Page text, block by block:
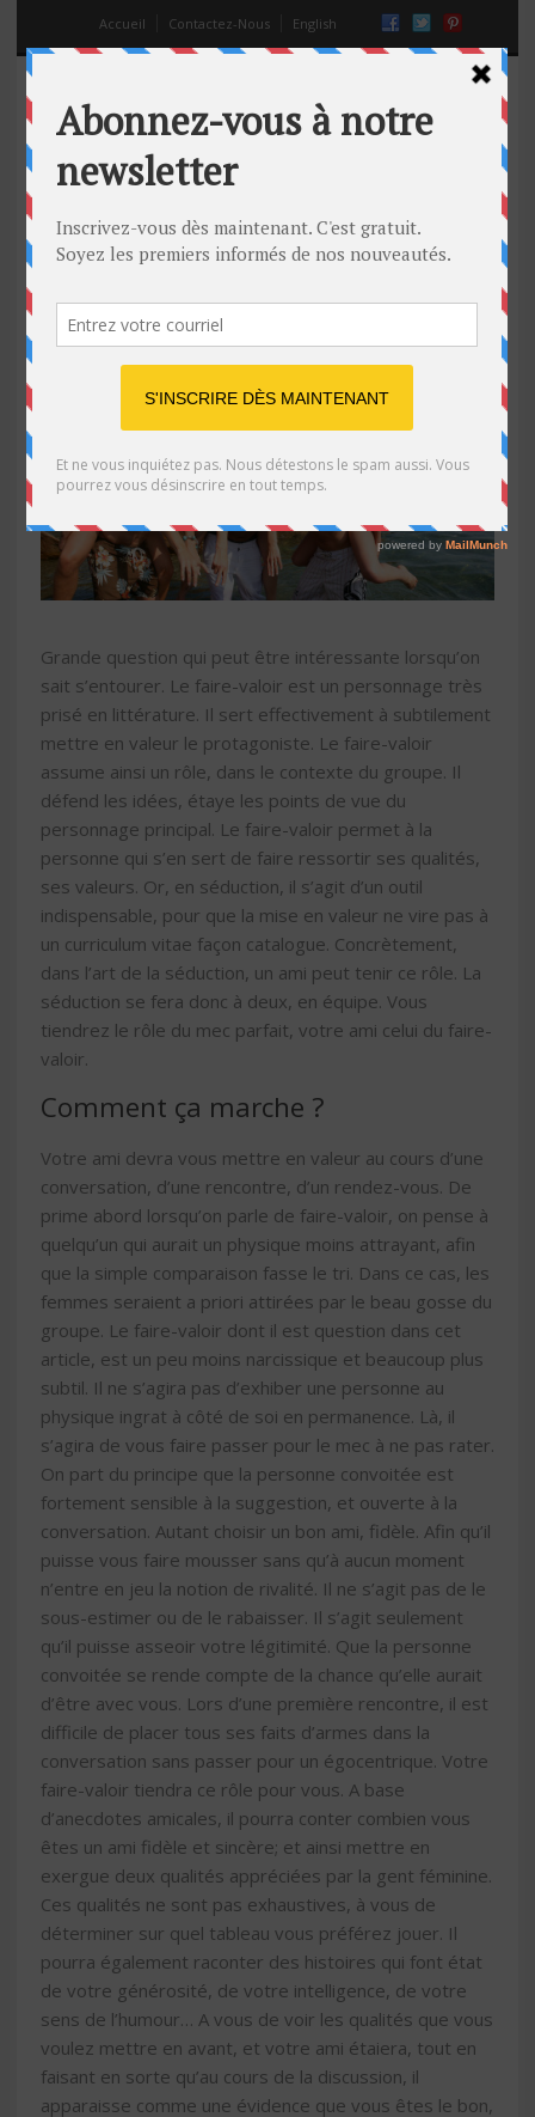
Accueil Contactez-Nous English
à un faire-valoir
16 Mar 2014
Off
astuces pour draguer,comment plaire aux femmes,draguer
séduire,séduire une femme
Grande question qui peut être intéressante lorsqu’on
sait s’entourer. Le faire-valoir est un personnage très
prisé en littérature. Il sert effectivement à subtilement
mettre en valeur le protagoniste. Le faire-valoir
assume ainsi un rôle, dans le contexte du groupe. Il
défend les idées, étaye les points de vue du
personnage principal. Le faire-valoir permet à la
personne qui s’en sert de faire ressortir ses qualités,
ses valeurs. Or, en séduction, il s’agit d’un outil
indispensable, pour que la mise en valeur ne vire pas à
un curriculum vitae façon catalogue. Concrètement,
dans l’art de la séduction, un ami peut tenir ce rôle. La
séduction se fera donc à deux, en équipe. Vous
tiendrez le rôle du mec parfait, votre ami celui du faire-
valoir.
Comment ça marche ?
Votre ami devra vous mettre en valeur au cours d’une
conversation, d’une rencontre, d’un rendez-vous. De
prime abord lorsqu’on parle de faire-valoir, on pense à
quelqu’un qui aurait un physique moins attrayant, afin
que la simple comparaison fasse le tri. Dans ce cas, les
femmes seraient a priori attirées par le beau gosse du
groupe. Le faire-valoir dont il est question dans cet
article, est un peu moins narcissique et beaucoup plus
subtil. Il ne s’agira pas d’exhiber une personne au
physique ingrat à côté de soi en permanence. Là, il
s’agira de vous faire passer pour le mec à ne pas rater.
On part du principe que la personne convoitée est
fortement sensible à la suggestion, et ouverte à la
conversation. Autant choisir un bon ami, fidèle. Afin qu’il
puisse vous faire mousser sans qu’à aucun moment
n’entre en jeu la notion de rivalité. Il ne s’agit pas de le
sous-estimer ou de le rabaisser. Il s’agit seulement
qu’il puisse asseoir votre légitimité. Que la personne
convoitée se rende compte de la chance qu’elle aurait
d’être avec vous. Lors d’une première rencontre, il est
difficile de placer tous ses faits d’armes dans la
conversation sans passer pour un égocentrique. Votre
faire-valoir tiendra ce rôle pour vous. A base
d’anecdotes amicales, il pourra conter combien vous
êtes un ami fidèle et sincère; et ainsi mettre en
exergue deux qualités appréciées par la gent féminine.
Ces qualités ne sont pas exhaustives, à vous de
déterminer sur quel tableau vous préférez jouer. Il
pourra également raconter des histoires qui font état
de votre générosité, de votre intelligence, de votre
sens de l’humour… A vous de voir les qualités que vous
voulez mettre en avant, et votre ami étaiera, tout en
faisant en sorte qu’au cours de la discussion, il
apparaisse comme une évidence que vous êtes le bon,